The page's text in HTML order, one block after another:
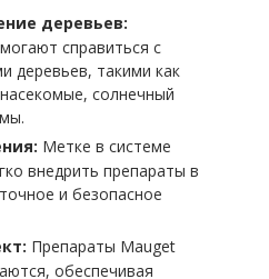
деревьев:
справиться с
деревьев, такими как
солнечный
Метке в системе
внедрить препараты в
и безопасное
Препараты Mauget
обеспечивая